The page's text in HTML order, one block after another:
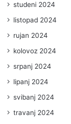
studeni 2024
listopad 2024
rujan 2024
kolovoz 2024
srpanj 2024
lipanj 2024
svibanj 2024
travanj 2024